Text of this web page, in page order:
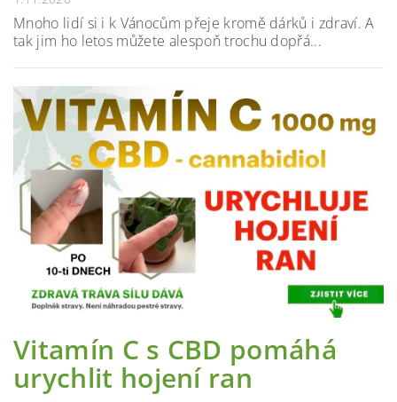
Mnoho lidí si i k Vánocům přeje kromě dárků i zdraví. A
tak jim ho letos můžete alespoň trochu dopřá...
Vitamín C s CBD pomáhá
urychlit hojení ran